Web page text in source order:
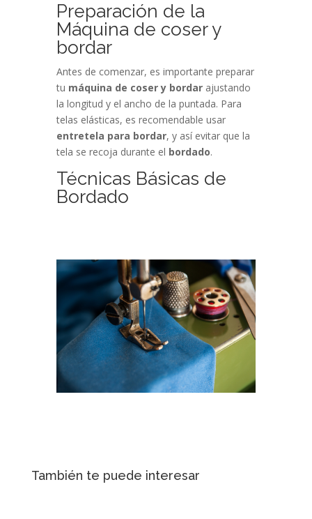
Preparación de la
Máquina de coser y
bordar
Antes de comenzar, es importante preparar
tu máquina de coser y bordarajustando
la longitud y el ancho de la puntada. Para
telas elásticas, es recomendable usar
entretela para bordar, y así evitar que la
tela se recoja durante el bordado.
Técnicas Básicas de
Bordado
También te puede interesar